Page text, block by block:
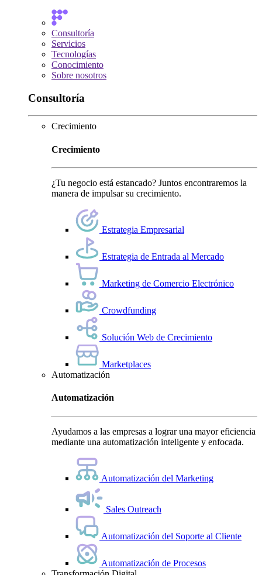
Consultoría
Servicios
Tecnologías
Conocimiento
Sobre nosotros
Consultoría
Crecimiento
Crecimiento
¿Tu negocio está estancado? Juntos encontraremos la
manera de impulsar su crecimiento.
Estrategia Empresarial
Estrategia de Entrada al Mercado
Marketing de Comercio Electrónico
Crowdfunding
Solución Web de Crecimiento
Marketplaces
Automatización
Automatización
Ayudamos a las empresas a lograr una mayor eficiencia
mediante una automatización inteligente y enfocada.
Automatización del Marketing
Sales Outreach
Automatización del Soporte al Cliente
Automatización de Procesos